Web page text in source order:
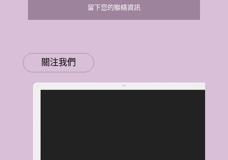
留下您的聯絡資訊
關注我們